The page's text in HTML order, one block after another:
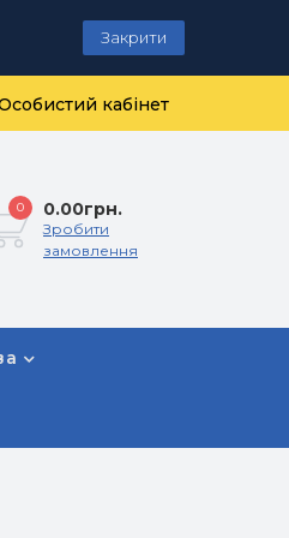
Закрити
кабінет
0 0.00грн.
Зробити
замовлення